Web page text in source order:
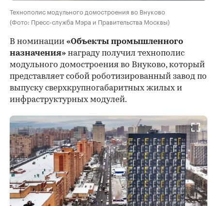
Технополис модульного домостроения во Внуково
(Фото: Пресс-служба Мэра и Правительства Москвы)
В номинации «Объекты промышленного
назначения» награду получил технополис
модульного домостроения во Внуково, который
представляет собой роботизированный завод по
выпуску сверхкрупногабаритных жилых и
инфраструктурных модулей.